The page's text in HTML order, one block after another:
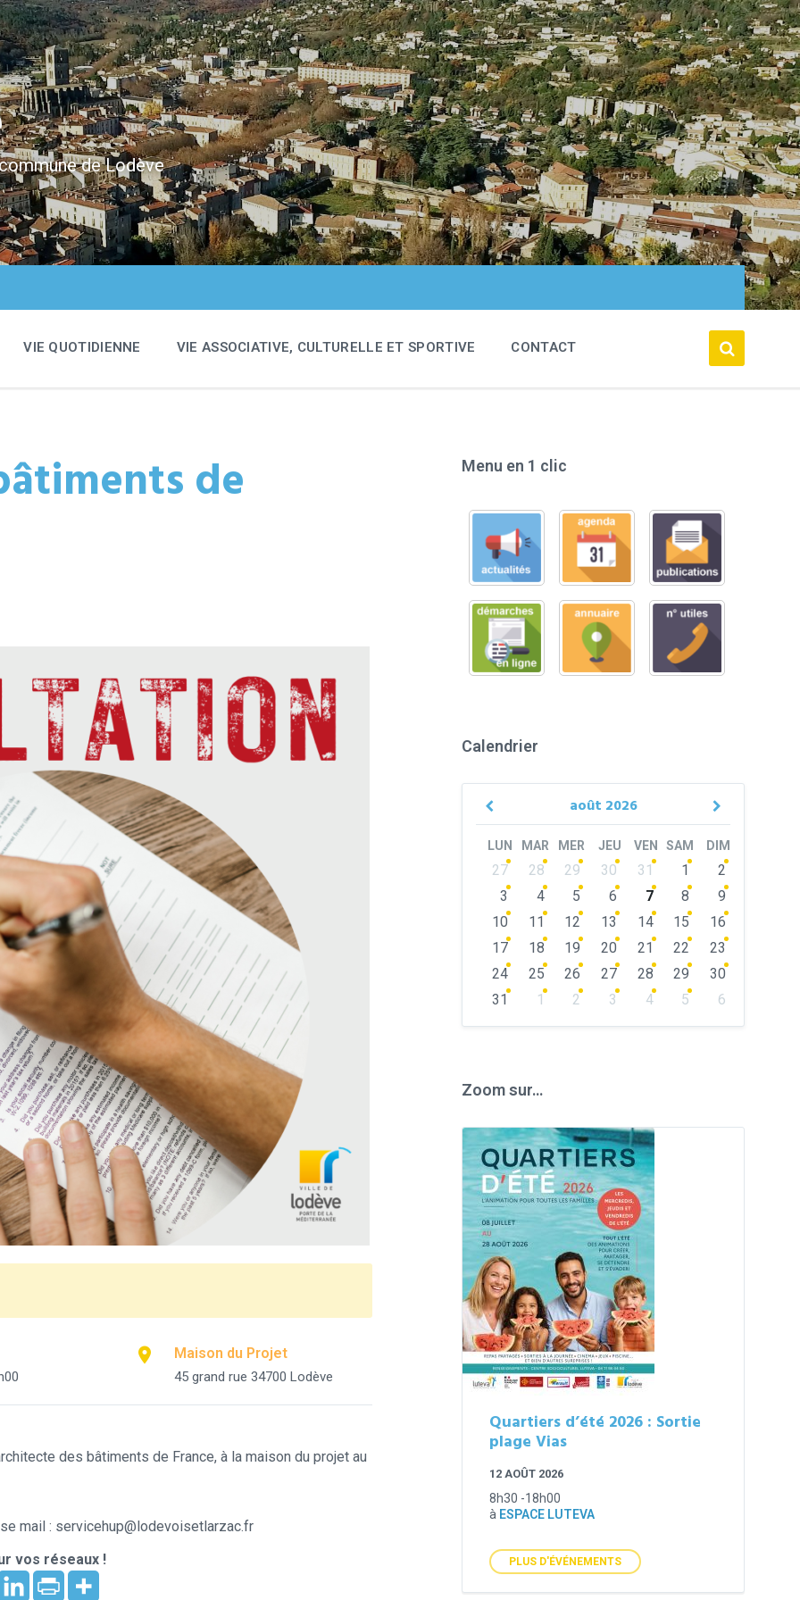
de Lodève
VIE QUOTIDIENNE VIE ASSOCIATIVE, CULTURELLE ET SPORTIVE CONTACT
de
Maison du Projet
45 grand rue 34700 Lodève
des bâtiments de France, à la maison du projet au
mail : servicehup@lodevoisetlarzac.fr
vos réseaux !
Menu en 1 clic
Calendrier
août 2026
Previous
Next
LUN MAR MER JEU VEN SAM DIM
Skip
calendar
days
27 28 29 30 31 1
2
3
4 5 6 7 8
9
10
11 12 13 14 15
16
17
18 19 20 21 22
23
24
25 26 27 28 29
30
31
1 2 3 4 5
6
Zoom sur…
Quartiers d’été 2026 : Sortie
plage Vias
12 AOÛT 2026
8h30 -18h00
à ESPACE LUTEVA
PLUS D'ÉVÉNEMENTS